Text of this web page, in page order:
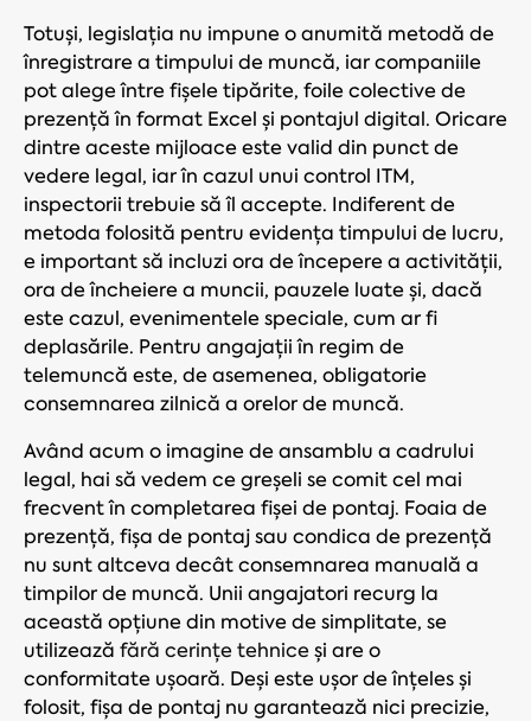
Totuși, legislația nu impune o anumită metodă de
înregistrare a timpului de muncă, iar companiile
pot alege între fișele tipărite, foile colective de
prezență în format Excel și pontajul digital. Oricare
dintre aceste mijloace este valid din punct de
vedere legal, iar în cazul unui control ITM,
inspectorii trebuie să îl accepte. Indiferent de
metoda folosită pentru evidența timpului de lucru,
e important să incluzi ora de începere a activității,
ora de încheiere a muncii, pauzele luate și, dacă
este cazul, evenimentele speciale, cum ar fi
deplasările. Pentru angajații în regim de
telemuncă este, de asemenea, obligatorie
consemnarea zilnică a orelor de muncă.
Având acum o imagine de ansamblu a cadrului
legal, hai să vedem ce greșeli se comit cel mai
frecvent în completarea fișei de pontaj. Foaia de
prezență, fișa de pontaj sau condica de prezență
nu sunt altceva decât consemnarea manuală a
timpilor de muncă. Unii angajatori recurg la
această opțiune din motive de simplitate, se
utilizează fără cerințe tehniceși are o
conformitate ușoară. Deși este ușor de înțeles și
folosit, fișa de pontaj nu garantează nici precizie,